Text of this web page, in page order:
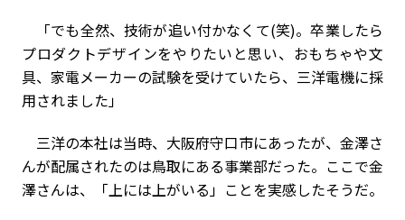
「でも全然、技術が追い付かなくて(笑)。卒業したら
プロダクトデザインをやりたいと思い、おもちゃや文
具、家電メーカーの試験を受けていたら、三洋電機に採
用されました」
三洋の本社は当時、大阪府守口市にあったが、金澤さ
んが配属されたのは鳥取にある事業部だった。ここで金
澤さんは、「上には上がいる」ことを実感したそうだ。